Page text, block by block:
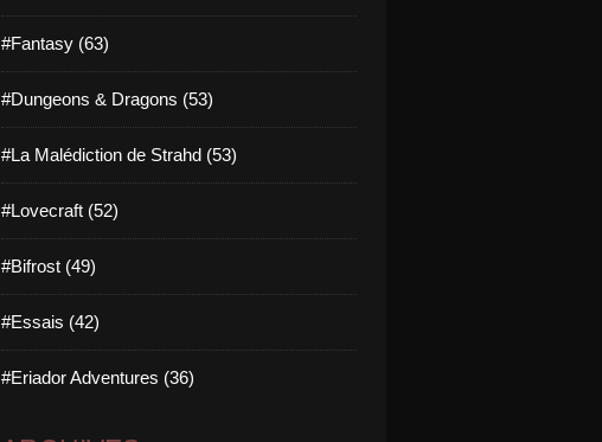
#Fantasy (63)
#Dungeons & Dragons (53)
#La Malédiction de Strahd (53)
#Lovecraft (52)
#Bifrost (49)
#Essais (42)
#Eriador Adventures (36)